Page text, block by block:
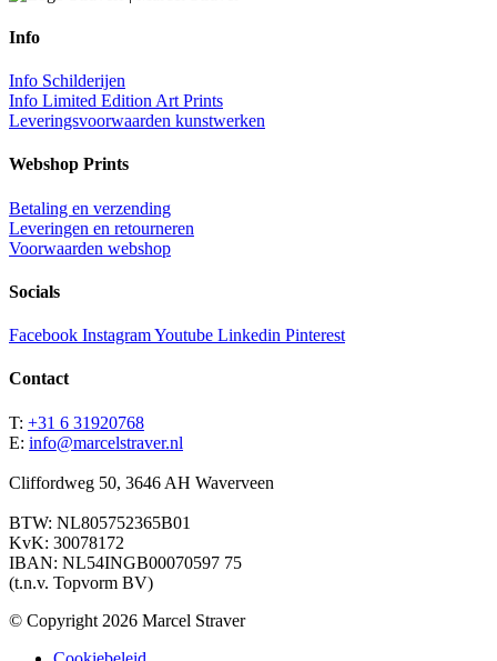
Info
Info Schilderijen
Info Limited Edition Art Prints
Leveringsvoorwaarden kunstwerken
Webshop Prints
Betaling en verzending
Leveringen en retourneren
Voorwaarden webshop
Socials
Facebook InstagramYoutube Linkedin Pinterest
Contact
T: +31 6 31920768
E: info@marcelstraver.nl
Cliffordweg 50, 3646 AH Waverveen
BTW: NL805752365B01
KvK: 30078172
IBAN: NL54INGB00070597 75
(t.n.v. Topvorm BV)
© Copyright 2026 Marcel Straver